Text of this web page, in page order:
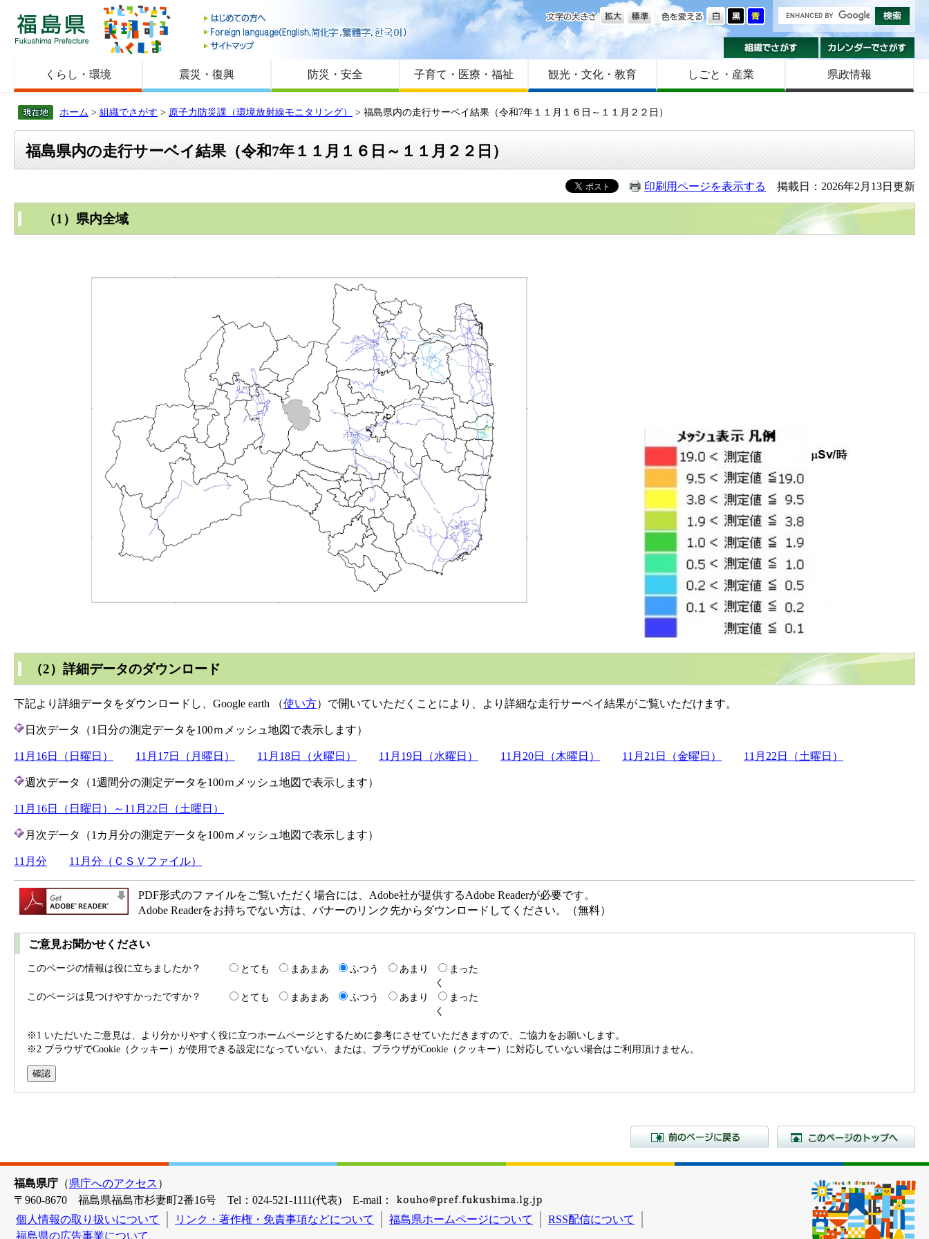
福島県
はじめての方へ
Foreign language
サイトマップ
色を変える
文字の大きさ
組織でさがす
くらし・環境 震災・復興 防災・安全 子育て・医療・福祉 観光・文化・教育 しごと・産業 県政情報
ホーム > 組織でさがす > 原子力防災課（環境放射線モニタリング） > 福島県内の走行サーベイ結果（令和7年１１月１６日～１１月２２日）
福島県内の走行サーベイ結果（令和7年１１月１６日～１１月２２日）
印刷用ページを表示する 掲載日：2026年2月13日更新
（1）県内全域
（2）詳細データのダウンロード
下記より詳細データをダウンロードし、Google earth （使い方）で開いていただくことにより、より詳細な走行サーベイ結果がご覧いただけます。
日次データ（1日分の測定データを100ｍメッシュ地図で表示します）
11月16日（日曜日） 11月17日（月曜日） 11月18日（火曜日） 11月19日（水曜日） 11月20日（木曜日） 11月21日（金曜日） 11月22日（土曜日）
週次データ（1週間分の測定データを100ｍメッシュ地図で表示します）
11月16日（日曜日）～11月22日（土曜日）
月次データ（1カ月分の測定データを100ｍメッシュ地図で表示します）
11月分 11月分（ＣＳＶファイル）
PDF形式のファイルをご覧いただく場合には、Adobe社が提供するAdobe Readerが必要です。
Adobe Readerをお持ちでない方は、バナーのリンク先からダウンロードしてください。（無料）
ご意見お聞かせください
このページの情報は役に立ちましたか？ とても まあまあ ふつう あまり
まった
く
このページは見つけやすかったですか？
とても まあまあ ふつう あまり
まった
く
※1 いただいたご意見は、より分かりやすく役に立つホームページとするために参考にさせていただきますので、ご協力をお願いします。
※2 ブラウザでCookie（クッキー）が使用できる設定になっていない、または、ブラウザがCookie（クッキー）に対応していない場合はご利用頂けません。
前のページに戻る
福島県庁 （県庁へのアクセス ）
〒960-8670 福島県福島市杉妻町2番16号 Tel：024-521-1111(代表) E-mail：
個人情報の取り扱いについて
リンク・著作権・免責事項などについて 福島県ホームページについて
RSS配信について
福島県の広告事業について